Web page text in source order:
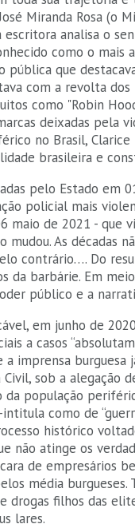
Miranda Rosa (o
analisa o
como o
pública que
com a revolta
como "Robin
deixadas pela
no Brasil,
brasileira e
pelo Estado em
policial mais
maio de 2021 - que
mudou. As décadas
contrário…. Do
da barbárie. Em
público e a
em junho de
a casos
a imprensa
sob a alegação
população
como de
histórico
não atinge os
de empresários
média
drogas filhos das
lares.